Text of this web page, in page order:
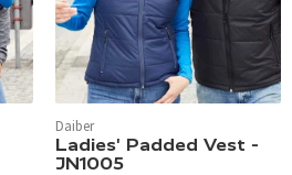
Daiber
Ladies' Padded Vest -
JN1005